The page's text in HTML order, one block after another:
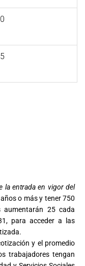
la entrada en vigor del
o más y tener 750
aumentarán 25 cada
para acceder a las
y el promedio
trabajadores tengan